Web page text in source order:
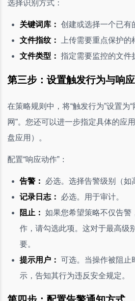
选择识别方式：
关键词库： 创建或选择一个已有
文件指纹：
上传需要重点保护的
文件类型： 指定需要监控的文件
第三步：设置触发行为与响
在策略规则中，将“触发行为”设置为
网”。您还可以进一步指定具体的应
盘应用）。
配置“响应动作”：
告警：
必选。选择告警级别（如
记录日志：
必选。用于审计。
阻止： 如果您希望策略不仅告警
作，请勾选此项。这对于最高级
要。
提示用户： 可选。当操作被阻止
示，告知其行为违反安全规定。